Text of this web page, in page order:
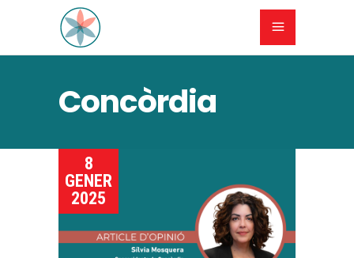
Concòrdia
8
GENER
2025